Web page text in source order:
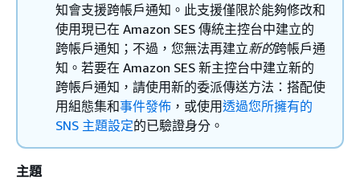
知會支援跨帳戶通知。此支援僅限於能夠修改和
使用現已在 Amazon SES 傳統主控台中建立的
跨帳戶通知；不過，您無法再建立新的跨帳戶通
知。若要在 Amazon SES 新主控台中建立新的
跨帳戶通知，請使用新的委派傳送方法：搭配使
用組態集和事件發佈 ，或使用透過您所擁有的
SNS 主題設定的已驗證身分。
主題